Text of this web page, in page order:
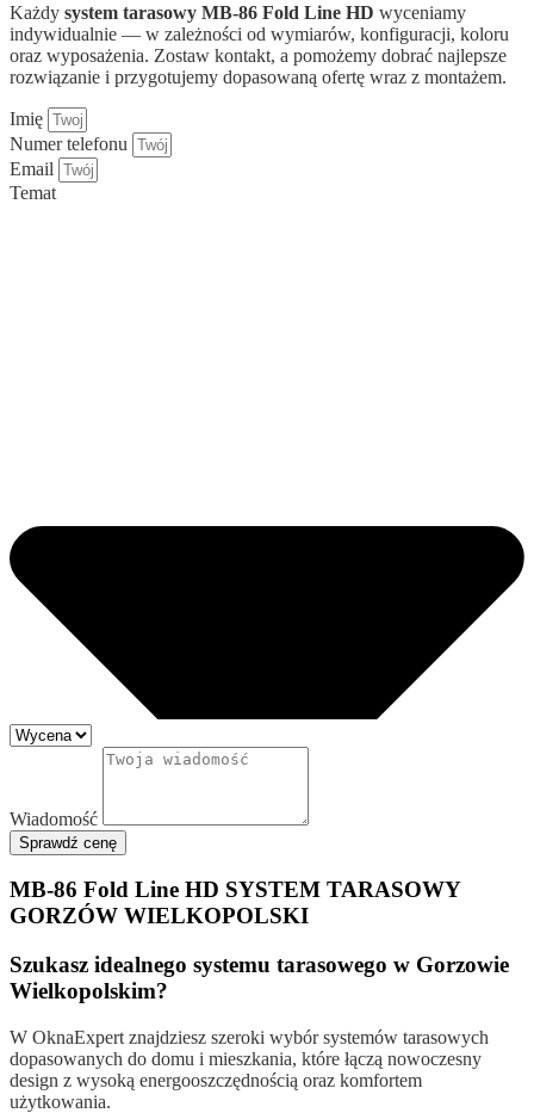
Każdy system tarasowy MB-86 Fold Line HD wyceniamy
indywidualnie — w zależności od wymiarów, konfiguracji, koloru
oraz wyposażenia. Zostaw kontakt, a pomożemy dobrać najlepsze
rozwiązanie i przygotujemy dopasowaną ofertę wraz z montażem.
Imię
Numer telefonu
Email
Temat
Wiadomość
Sprawdź cenę
MB-86 Fold Line HD SYSTEM TARASOWY
GORZÓW WIELKOPOLSKI
Szukasz idealnego systemu tarasowego w Gorzowie
Wielkopolskim?
W OknaExpert znajdziesz szeroki wybór systemów tarasowych
dopasowanych do domu i mieszkania, które łączą nowoczesny
design z wysoką energooszczędnością oraz komfortem
użytkowania.